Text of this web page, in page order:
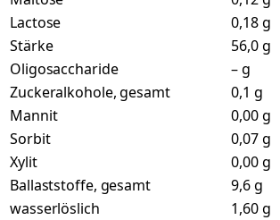
Lactose
0,18 g
Stärke
56,0 g
Oligosaccharide
– g
Zuckeralkohole, gesamt
0,1 g
Mannit
0,00 g
Sorbit
0,07 g
Xylit
0,00 g
Ballaststoffe, gesamt
9,6 g
wasserlöslich
1,60 g